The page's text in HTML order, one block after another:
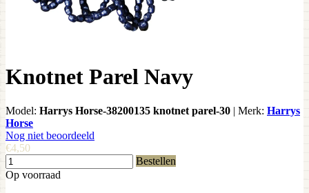
Knotnet Parel Navy
Model: Harrys Horse-38200135 knotnet parel-30 | Merk: Harrys
Horse
Nog niet beoordeeld
€4,50
Bestellen
Op voorraad